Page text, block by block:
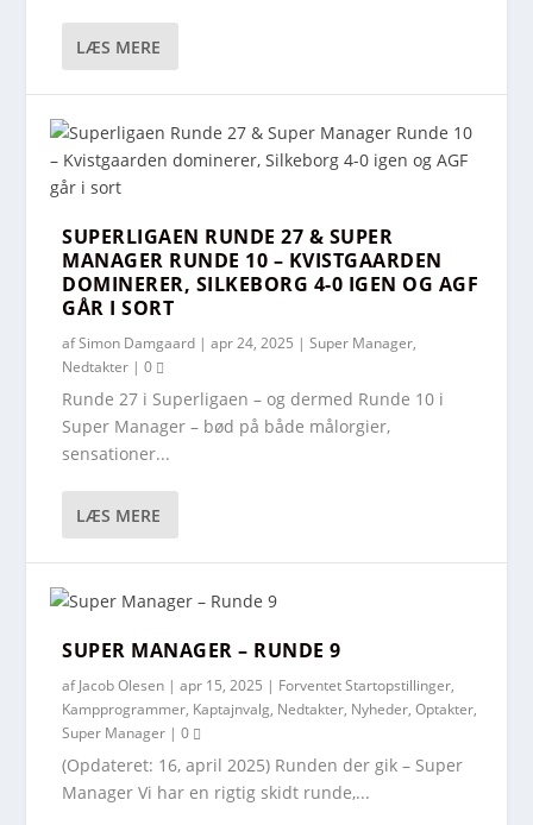
LÆS MERE
SUPERLIGAEN RUNDE 27 & SUPER
MANAGER RUNDE 10 – KVISTGAARDEN
DOMINERER, SILKEBORG 4-0 IGEN OG AGF
GÅR I SORT
afSimon Damgaard |apr 24, 2025 |Super Manager,
Nedtakter |0
Runde 27 i Superligaen – og dermed Runde 10 i
Super Manager – bød på både målorgier,
sensationer...
LÆS MERE
SUPER MANAGER – RUNDE 9
afJacob Olesen |apr 15, 2025 | Forventet Startopstillinger,
Kampprogrammer, Kaptajnvalg, Nedtakter, Nyheder,Optakter,
Super Manager |0
(Opdateret: 16, april 2025) Runden der gik – Super
Manager Vi har en rigtig skidt runde,...